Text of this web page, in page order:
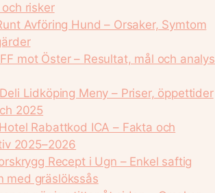
risker
Avföring Hund – Orsaker, Symtom
mot Öster – Resultat, mål och analys
Lidköping Meny – Priser, öppettider
2025
Rabattkod ICA – Fakta och
2025–2026
Recept i Ugn – Enkel saftig
med gräslökssås